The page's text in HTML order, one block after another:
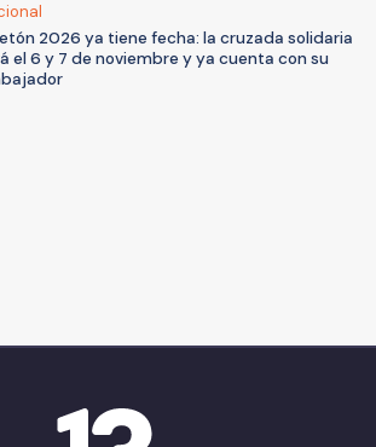
2026 ya tiene fecha: la cruzada solidaria
el 6 y 7 de noviembre y ya cuenta con su